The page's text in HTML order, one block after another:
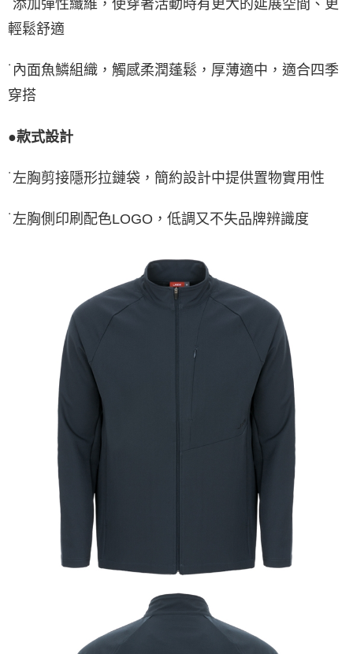
˙添加彈性纖維，使穿著活動時有更大的延展空間、更
輕鬆舒適
˙內面魚鱗組織，觸感柔潤蓬鬆，厚薄適中，適合四季
穿搭
●款式設計
˙左胸剪接隱形拉鏈袋，簡約設計中提供置物實用性
˙左胸側印刷配色LOGO，低調又不失品牌辨識度